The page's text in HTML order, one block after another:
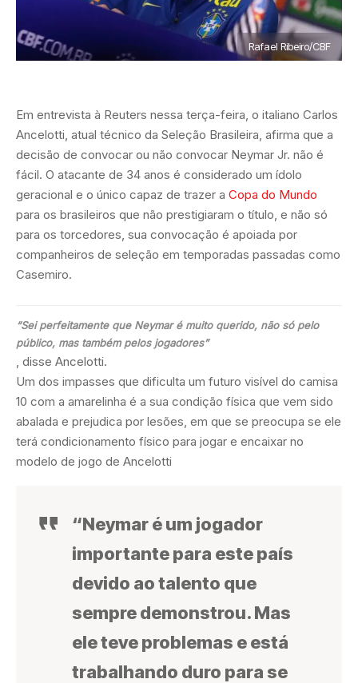
Rafael Ribeiro/CBF
Em entrevista à Reuters nessa terça-feira, o italiano Carlos
Ancelotti, atual técnico da Seleção Brasileira, afirma que a
decisão de convocar ou não convocar Neymar Jr. não é
fácil. O atacante de 34 anos é considerado um ídolo
geracional e o único capaz de trazer a Copa do Mundo
para os brasileiros que não prestigiaram o título, e não só
para os torcedores, sua convocação é apoiada por
companheiros de seleção em temporadas passadas como
Casemiro.
“Sei perfeitamente que Neymar é muito querido, não só pelo
público, mas também pelos jogadores”
, disse Ancelotti.
Um dos impasses que dificulta um futuro visível do camisa
10 com a amarelinha é a sua condição física que vem sido
abalada e prejudica por lesões, em que se preocupa se ele
terá condicionamento físico para jogar e encaixar no
modelo de jogo de Ancelotti
“Neymar é um jogador
importante para este país
devido ao talento que
sempre demonstrou. Mas
ele teve problemas e está
trabalhando duro para se